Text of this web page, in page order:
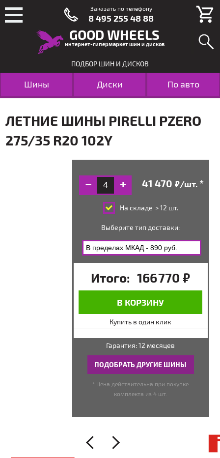
GOOD WHEELS
интернет-гипермаркет шин и дисков
ПОДБОР ШИН И ДИСКОВ
Шины Диски По авто
ЛЕТНИЕ ШИНЫ PIRELLI PZERO
275/35 R20 102Y
руб./шт.
На складе > 12 шт.
Выберите тип доставки:
Итого: 166 770 руб.
В КОРЗИНУ
Купить в один клик
Гарантия: 12 месяцев
ПОДОБРАТЬ ДРУГИЕ ШИНЫ
* Цена действительна при покупке
комплекта из 4 шт.
Заказать по телефону
8 495 255 48 88